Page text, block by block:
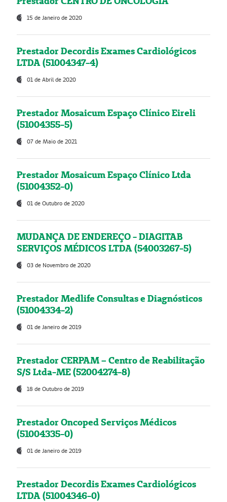
15 de Janeiro de 2020
Prestador Decordis Exames Cardiológicos
LTDA (51004347-4)
01 de Abril de 2020
Prestador Mosaicum Espaço Clínico Eireli
(51004355-5)
07 de Maio de 2021
Prestador Mosaicum Espaço Clínico Ltda
(51004352-0)
01 de Outubro de 2020
MUDANÇA DE ENDEREÇO - DIAGITAB
SERVIÇOS MÉDICOS LTDA (54003267-5)
03 de Novembro de 2020
Prestador Medlife Consultas e Diagnósticos
(51004334-2)
01 de Janeiro de 2019
Prestador CERPAM – Centro de Reabilitação
S/S Ltda-ME (52004274-8)
18 de Outubro de 2019
Prestador Oncoped Serviços Médicos
(51004335-0)
01 de Janeiro de 2019
Prestador Decordis Exames Cardiológicos
LTDA (51004346-0)